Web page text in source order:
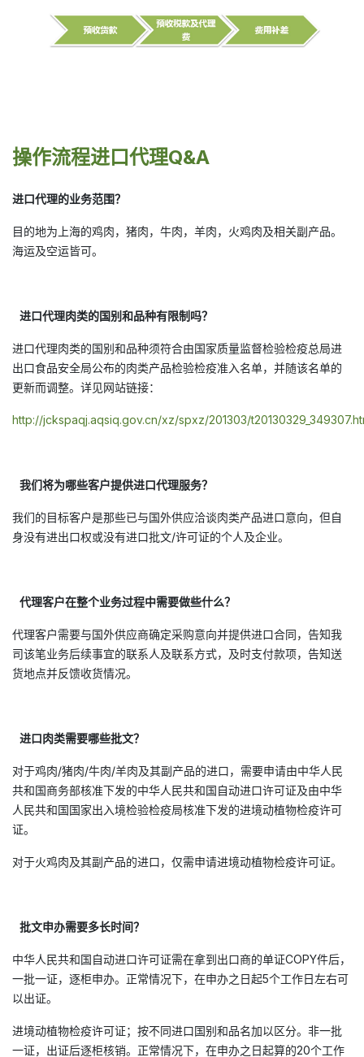
操作流程进口代理Q&A
进口代理的业务范围？
目的地为上海的鸡肉，猪肉，牛肉，羊肉，火鸡肉及相关副产品。
海运及空运皆可。
进口代理肉类的国别和品种有限制吗？
进口代理肉类的国别和品种须符合由国家质量监督检验检疫总局进
出口食品安全局公布的肉类产品检验检疫准入名单，并随该名单的
更新而调整。详见网站链接：
http://jckspaqj.aqsiq.gov.cn/xz/spxz/201303/
我们将为哪些客户提供进口代理服务？
我们的目标客户是那些已与国外供应洽谈肉类产品进口意向，但自
身没有进出口权或没有进口批文/许可证的个人及企业。
代理客户在整个业务过程中需要做些什么？
代理客户需要与国外供应商确定采购意向并提供进口合同，告知我
司该笔业务后续事宜的联系人及联系方式，及时支付款项，告知送
货地点并反馈收货情况。
进口肉类需要哪些批文？
对于鸡肉/猪肉/牛肉/羊肉及其副产品的进口，需要申请由中华人民
共和国商务部核准下发的中华人民共和国自动进口许可证及由中华
人民共和国国家出入境检验检疫局核准下发的进境动植物检疫许可
证。
对于火鸡肉及其副产品的进口，仅需申请进境动植物检疫许可证。
批文申办需要多长时间？
中华人民共和国自动进口许可证需在拿到出口商的单证COPY件后，
一批一证，逐柜申办。正常情况下，在申办之日起5个工作日左右可
以出证。
进境动植物检疫许可证；按不同进口国别和品名加以区分。非一批
一证，出证后逐柜核销。正常情况下，在申办之日起算的20个工作